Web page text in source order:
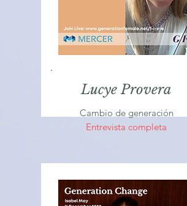
Lucye Provera
Cambio de generación
Entrevista completa